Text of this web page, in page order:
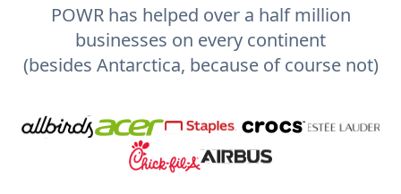
POWR has helped over a half million
businesses on every continent
(besides Antarctica, because of course not)